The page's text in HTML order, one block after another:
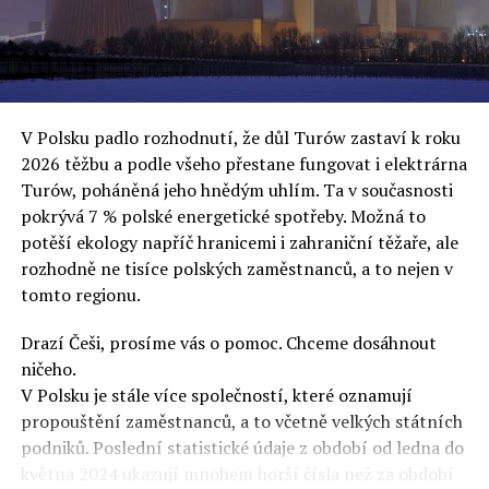
oslovuje své voliče, bublinu šílenců, kteří mu všechno
uvěří a nebudou se ptát na podrobnosti,“ řekl Rafał
Ziemkiewicz, redaktor týdeníku Do Rzeczy a ironicky
dodal: „Když se nynějšímu vedení státního hřebčince
podařilo prodat na aukci 10 plemenných koní za 600
000 euro, bylo to provládními médii oslavované jako
velký úspěch. Za vlády PiS se 14 koní prodalo za 2,5
milionu euro, což bylo stejnou mediální partou
komentováno jako konec polského chovu koní. Ve vidění
kontrolorů činnosti PiS ale určitě šlo při prodeji koní o
praní peněz či jinou nelegální činnost.“
Tuskova čísla jsou ale ujetá i jinde, pokračoval
Ziemkiewicz. „Ve vládní aféře PiS kolem vydávání víz
Tusk tvrdil, že za vlády dnešní opozice se nelegálně
prodalo 600 000 víz do Polska. Byla na to dokonce
vytvořena parlamentní vyšetřovací komise, která přišla
ale pouze na to, že 220 víz do Polska bylo
prostřednictvím úplatků uspíšeno, tedy že víza byla
V Polsku padlo rozhodnutí, že důl Turów zastaví k roku
2026 těžbu a podle všeho přestane fungovat i elektrárna
Turów, poháněná jeho hnědým uhlím. Ta v současnosti
pokrývá 7 % polské energetické spotřeby. Možná to
potěší ekology napříč hranicemi i zahraniční těžaře, ale
rozhodně ne tisíce polských zaměstnanců, a to nejen v
tomto regionu.
Drazí Češi, prosíme vás o pomoc. Chceme dosáhnout
ničeho.
V Polsku je stále více společností, které oznamují
propouštění zaměstnanců, a to včetně velkých státních
podniků. Poslední statistické údaje z období od ledna do
května 2024 ukazují mnohem horší čísla než za období